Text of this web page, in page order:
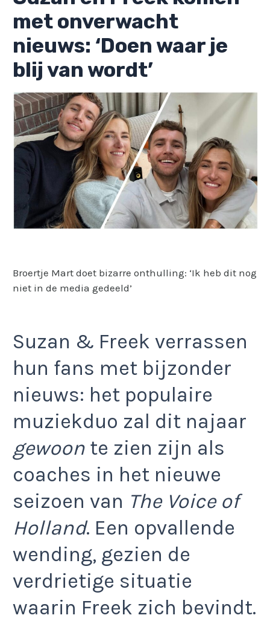
met onverwacht
nieuws: ‘Doen waar je
blij van wordt’
Broertje Mart doet bizarre onthulling: ‘Ik heb dit nog
niet in de media gedeeld’
Suzan & Freek verrassen
hun fans met bijzonder
nieuws: het populaire
muziekduo zal dit najaar
gewoon te zien zijn als
coaches in het nieuwe
seizoen van The Voice of
Holland. Een opvallende
wending, gezien de
verdrietige situatie
waarin Freek zich bevindt.